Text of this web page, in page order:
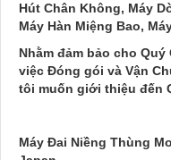
Hút Chân Không, Máy
Máy Hàn Miệng Bao,
Nhằm đảm bảo cho
việc Đóng gói và Vận
tôi muốn giới thiệu đến
Máy Đai Niềng Thùng